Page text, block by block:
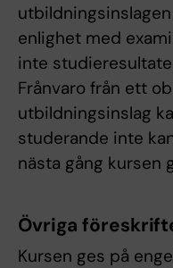
enlighet med
inte
Frånvaro från ett
utbildningsinslag
studerande inte
nästa gång kursen
Övriga
Kursen ges på